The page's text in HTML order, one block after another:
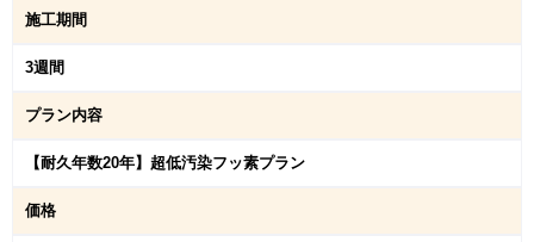
施工期間
3週間
プラン内容
【耐久年数20年】超低汚染フッ素プラン
価格